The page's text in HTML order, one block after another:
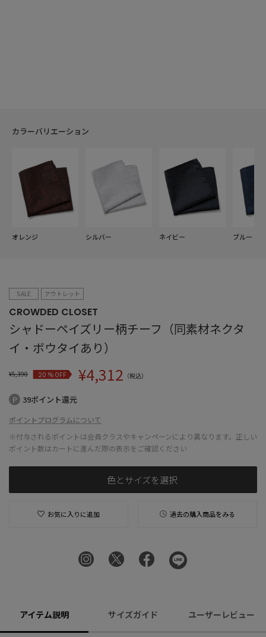
カラーバリエーション
オレンジ シルバー ネイビー ブルー
SALE アウトレット
CROWDED CLOSET
シャドーペイズリー柄チーフ（同素材ネクタ
イ・ボウタイあり）
¥5,390 20% OFF ¥4,312 （税込）
39ポイント還元
ポイントプログラムについて
※付与されるポイントは会員クラスやキャンペーンにより異なります。正しい
ポイント数はカートに進んだ際の表示をご確認ください
色とサイズを選択
お気に入りに追加 過去の購入商品をみる
アイテム説明 サイズガイド ユーザーレビュー